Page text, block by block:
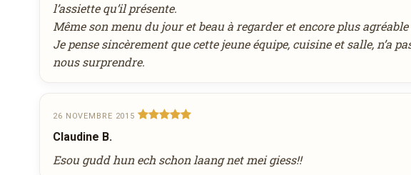
l’assiette qu’il présente.
Même son menu du jour et beau à regarder et encore plus agréable
Je pense sincèrement que cette jeune équipe, cuisine et salle, n’a
nous surprendre.
26 NOVEMBRE 2015
Claudine B.
Esou gudd hun ech schon laang net mei giess!!